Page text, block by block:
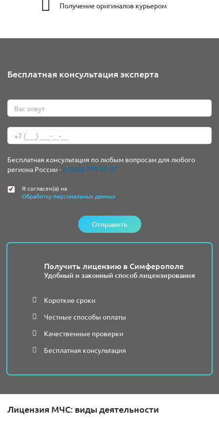
Получение оригиналов курьером
Бесплатная консультация эксперта
Бесплатная консультация по любым вопросам для любого
региона России - 8 (800) 775-35-97
Я согласен(а) на
Обработку персональных данных
Отправить
Получить лицензию в Симферополе
Удобный и законный способ лицензирования
Короткие сроки
Честные способы оплаты
Качественные проверки
Бесплатная консультация
Лицензия МЧС: виды деятельности